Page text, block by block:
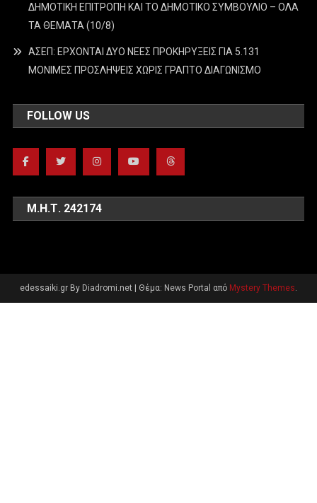
ΔΗΜΟΤΙΚΗ ΕΠΙΤΡΟΠΗ ΚΑΙ ΤΟ ΔΗΜΟΤΙΚΟ ΣΥΜΒΟΥΛΙΟ – ΟΛΑ
ΤΑ ΘΕΜΑΤΑ (10/8)
ΑΣΕΠ: ΕΡΧΟΝΤΑΙ ΔΥΟ ΝΕΕΣ ΠΡΟΚΗΡΥΞΕΙΣ ΓΙΑ 5.131
ΜΟΝΙΜΕΣ ΠΡΟΣΛΗΨΕΙΣ ΧΩΡΙΣ ΓΡΑΠΤΟ ΔΙΑΓΩΝΙΣΜΟ
FOLLOW US
Μ.Η.Τ. 242174
edessaiki.gr By Diadromi.net Θέμα: News Portal από Mystery Themes.